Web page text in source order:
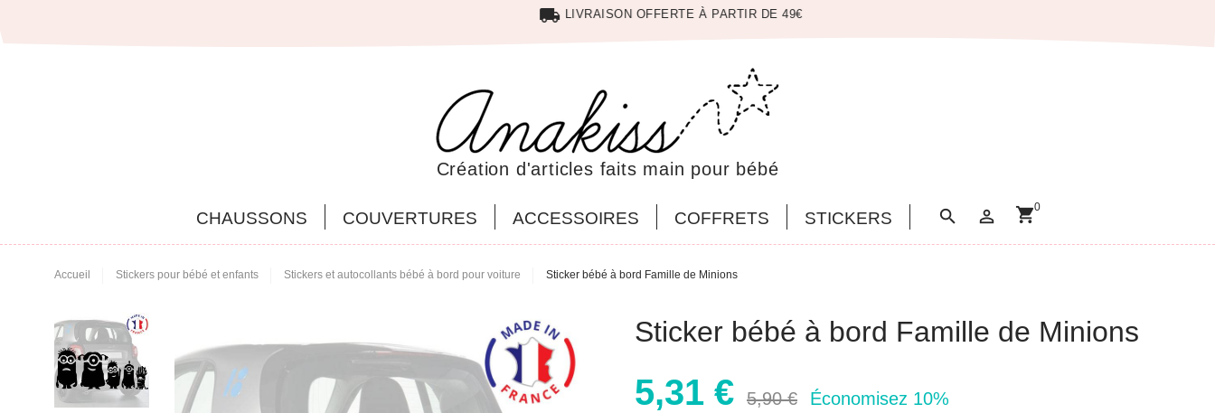
LIVRAISON OFFERTE À PARTIR DE 49€
Création d'articles faits main pour bébé
CHAUSSONS COUVERTURES ACCESSOIRES COFFRETS STICKERS   shopping_cart0
Accueil Stickers pour bébé et enfants Stickers et autocollants bébé à bord pour voiture Sticker bébé à bord Famille de Minions
Sticker bébé à bord Famille de Minions
5,31 € 5,90 € Économisez 10%